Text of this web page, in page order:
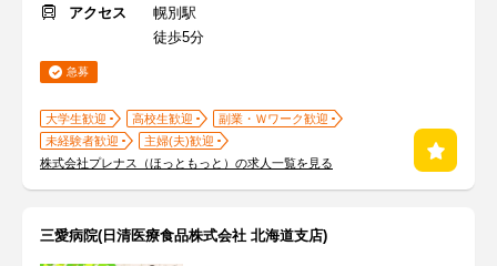
アクセス
幌別駅
徒歩5分
急募
大学生歓迎 高校生歓迎
副業・Ｗワーク歓迎
未経験者歓迎
主婦(夫)歓迎
株式会社プレナス（ほっともっと）の求人一覧を見る
三愛病院(日清医療食品株式会社 北海道支店)